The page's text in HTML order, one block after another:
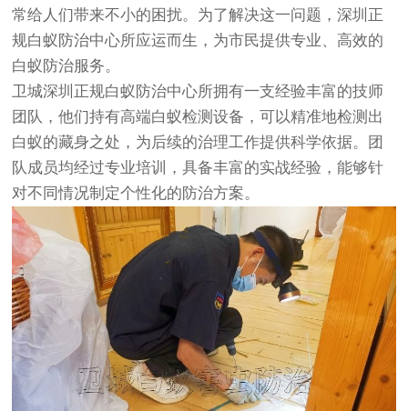
常给人们带来不小的困扰。为了解决这一问题，深圳正
规白蚁防治中心所应运而生，为市民提供专业、高效的
白蚁防治服务。
卫城深圳正规白蚁防治中心所拥有一支经验丰富的技师
团队，他们持有高端白蚁检测设备，可以精准地检测出
白蚁的藏身之处，为后续的治理工作提供科学依据。团
队成员均经过专业培训，具备丰富的实战经验，能够针
对不同情况制定个性化的防治方案。